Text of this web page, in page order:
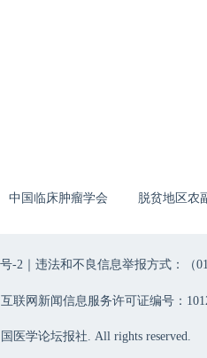
中国临床肿瘤学会 脱贫地区农
-2｜违法和不良信息举报方式：（
联网新闻信息服务许可证编号：
医学论坛报社. All rights reserved.